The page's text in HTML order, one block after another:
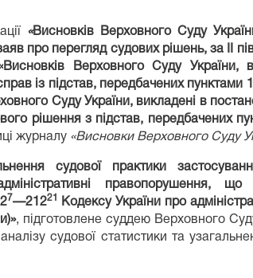
«Висновків Верховного Суду
про перегляд судових рішень, за ІІ
Верховного Суду України,
із підстав, передбачених пунктами
Суду України, викладені в
рішення з підстав, передбачених
журналу «Висновки Верховного Суду
судової практики
адміністративні правопорушення,
7—21221
Кодексу України про
, підготовлене суддею Верховного
судової статистики та